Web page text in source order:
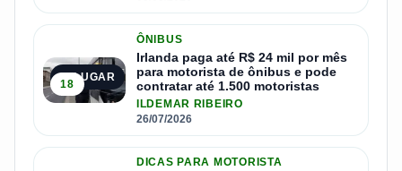
2º LUGAR
18
ÔNIBUS
Irlanda paga até R$ 24 mil por mês
para motorista de ônibus e pode
contratar até 1.500 motoristas
ILDEMAR RIBEIRO
26/07/2026
DICAS PARA MOTORISTA